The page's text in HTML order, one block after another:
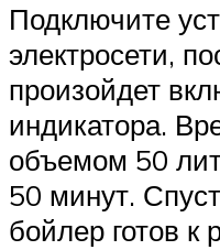
Подключите
электросети,
произойдет
индикатора.
объемом 50
50 минут.
бойлер готов к